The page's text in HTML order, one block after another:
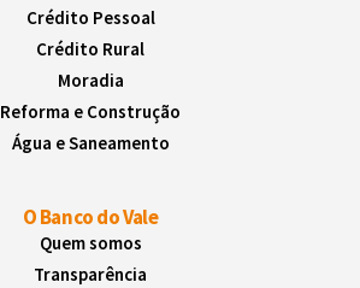
Crédito Pessoal
Crédito Rural
Moradia
Reforma e Construção
Água e Saneamento
O Banco do Vale
Quem somos
Transparência